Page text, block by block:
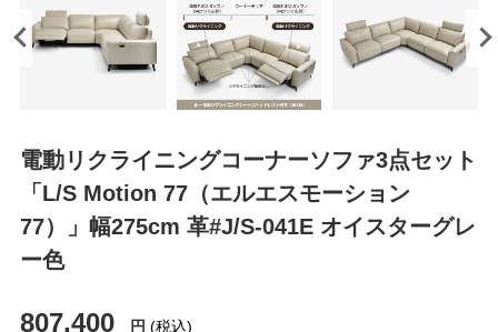
電動リクライニングコーナーソファ3点セット
「L/S Motion 77（エルエスモーション
77）」幅275cm 革#J/S-041E オイスターグレ
ー色
807,400 円 (税込)